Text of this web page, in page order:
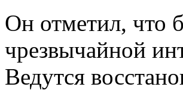
Он отметил, что
чрезвычайной
Ведутся